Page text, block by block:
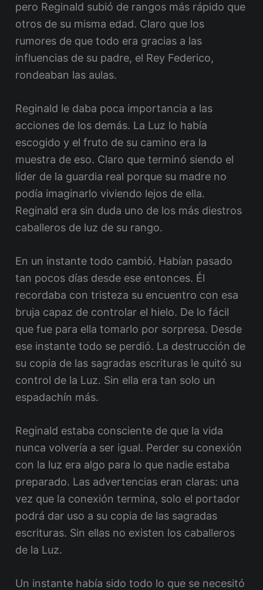
pero Reginald subió de rangos más rápido que
otros de su misma edad. Claro que los
rumores de que todo era gracias a las
influencias de su padre, el Rey Federico,
rondeaban las aulas.
Reginald le daba poca importancia a las
acciones de los demás. La Luz lo había
escogido y el fruto de su camino era la
muestra de eso. Claro que terminó siendo el
líder de la guardia real porque su madre no
podía imaginarlo viviendo lejos de ella.
Reginald era sin duda uno de los más diestros
caballeros de luz de su rango.
En un instante todo cambió. Habían pasado
tan pocos días desde ese entonces. Él
recordaba con tristeza su encuentro con esa
bruja capaz de controlar el hielo. De lo fácil
que fue para ella tomarlo por sorpresa. Desde
ese instante todo se perdió. La destrucción de
su copia de las sagradas escrituras le quitó su
control de la Luz. Sin ella era tan solo un
espadachín más.
Reginald estaba consciente de que la vida
nunca volvería a ser igual. Perder su conexión
con la luz era algo para lo que nadie estaba
preparado. Las advertencias eran claras: una
vez que la conexión termina, solo el portador
podrá dar uso a su copia de las sagradas
escrituras. Sin ellas no existen los caballeros
de la Luz.
Un instante había sido todo lo que se necesitó